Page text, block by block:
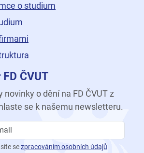
o studium
ČVUT
novinky o dění na FD ČVUT z
se k našemu newsletteru.
sezpracováním osobních údajů